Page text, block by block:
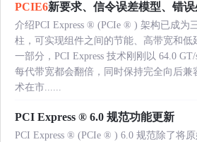
PCIE6新要求、信令误差模型、错
介绍PCI Express ® (PCIe ® ) 架构已成为
柱，可实现组件之间的节能、高带宽和低
一部分，PCI Express 技术刚刚以 64.0
每代带宽都会翻倍，同时保持完全向后兼
术在市......
PCI Express ® 6.0 规范功能更新
PCI Express ® (PCIe ® ) 6.0 规范除了将